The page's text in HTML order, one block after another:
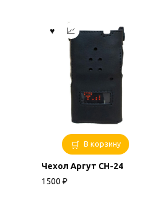
В корзину
Чехол Аргут CH-24
1500 ₽